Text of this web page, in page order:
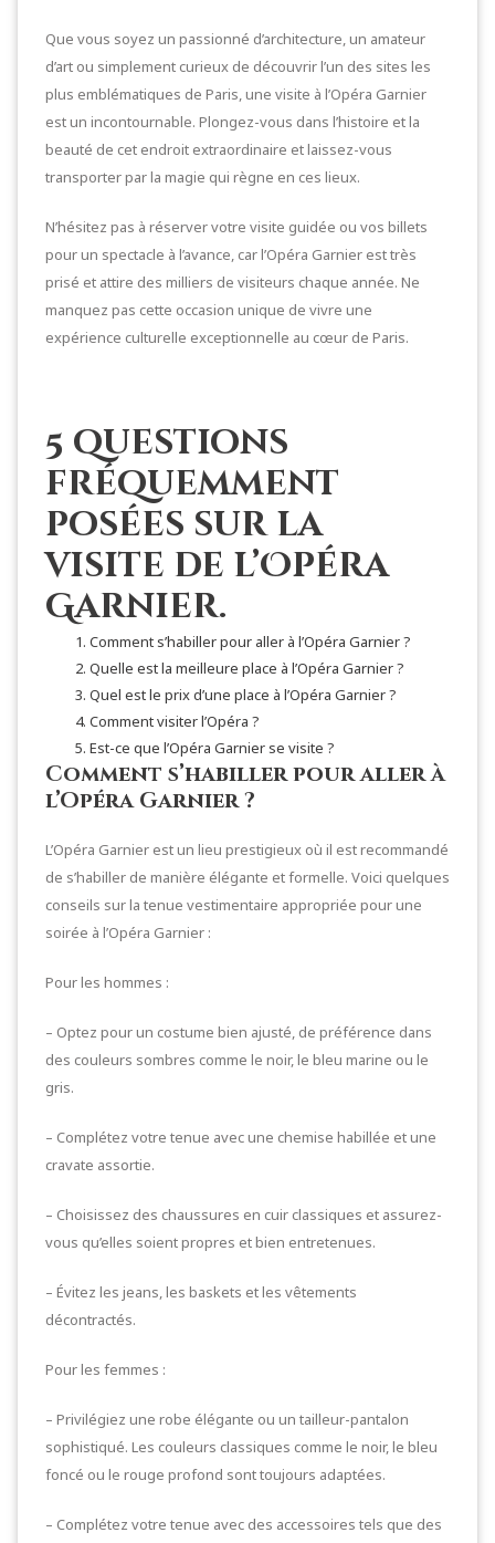
Que vous soyez un passionné d’architecture, un amateur
d’art ou simplement curieux de découvrir l’un des sites les
plus emblématiques de Paris, une visite à l’Opéra Garnier
est un incontournable. Plongez-vous dans l’histoire et la
beauté de cet endroit extraordinaire et laissez-vous
transporter par la magie qui règne en ces lieux.
N’hésitez pas à réserver votre visite guidée ou vos billets
pour un spectacle à l’avance, car l’Opéra Garnier est très
prisé et attire des milliers de visiteurs chaque année. Ne
manquez pas cette occasion unique de vivre une
expérience culturelle exceptionnelle au cœur de Paris.
5 questions
fréquemment
posées sur la
visite de l’Opéra
Garnier.
Comment s’habiller pour aller à l’Opéra Garnier ?
Quelle est la meilleure place à l’Opéra Garnier ?
Quel est le prix d’une place à l’Opéra Garnier ?
Comment visiter l’Opéra ?
Est-ce que l’Opéra Garnier se visite ?
Comment s’habiller pour aller à
l’Opéra Garnier ?
L’Opéra Garnier est un lieu prestigieux où il est recommandé
de s’habiller de manière élégante et formelle. Voici quelques
conseils sur la tenue vestimentaire appropriée pour une
soirée à l’Opéra Garnier :
Pour les hommes :
– Optez pour un costume bien ajusté, de préférence dans
des couleurs sombres comme le noir, le bleu marine ou le
gris.
– Complétez votre tenue avec une chemise habillée et une
cravate assortie.
– Choisissez des chaussures en cuir classiques et assurez-
vous qu’elles soient propres et bien entretenues.
– Évitez les jeans, les baskets et les vêtements
décontractés.
Pour les femmes :
– Privilégiez une robe élégante ou un tailleur-pantalon
sophistiqué. Les couleurs classiques comme le noir, le bleu
foncé ou le rouge profond sont toujours adaptées.
– Complétez votre tenue avec des accessoires tels que des